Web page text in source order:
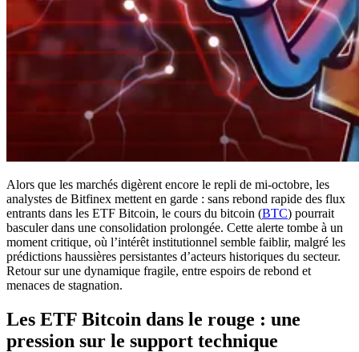
Alors que les marchés digèrent encore le repli de mi-octobre, les
analystes de Bitfinex mettent en garde : sans rebond rapide des flux
entrants dans les ETF Bitcoin, le cours du bitcoin (BTC) pourrait
basculer dans une consolidation prolongée. Cette alerte tombe à un
moment critique, où l’intérêt institutionnel semble faiblir, malgré les
prédictions haussières persistantes d’acteurs historiques du secteur.
Retour sur une dynamique fragile, entre espoirs de rebond et
menaces de stagnation.
Les ETF Bitcoin dans le rouge : une
pression sur le support technique